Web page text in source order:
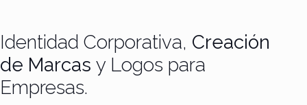
Identidad Corporativa, Creación
de Marcas y Logos para
Empresas.